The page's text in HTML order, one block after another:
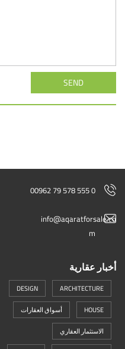
SEND
00962 79 578 555 0
info@aqaratforsale.co
m
أخبار عقارية
ARCHITECTURE
DESIGN
HOUSE
أسواق العقارات
الاستثمار العقاري